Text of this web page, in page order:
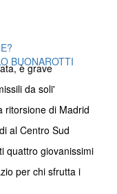
BUONAROTTI
è grave
da soli'
ritorsione di Madrid
al Centro Sud
quattro giovanissimi
per chi sfrutta i